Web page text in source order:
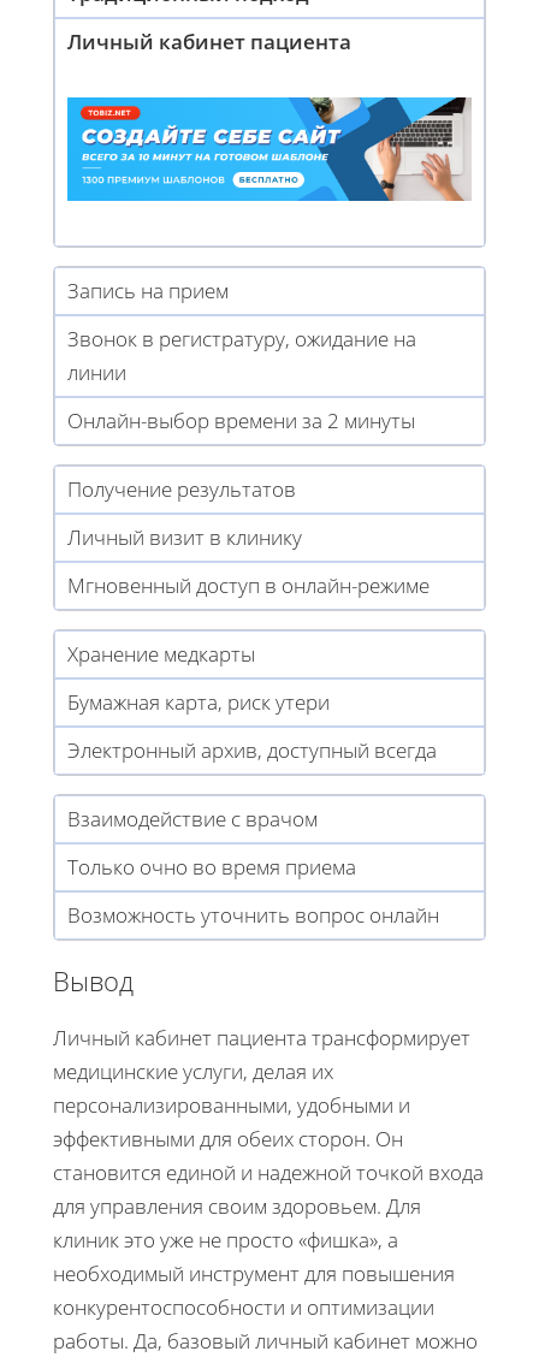
Личный кабинет пациента
Запись на прием
Звонок в регистратуру, ожидание на
линии
Онлайн-выбор времени за 2 минуты
Получение результатов
Личный визит в клинику
Мгновенный доступ в онлайн-режиме
Хранение медкарты
Бумажная карта, риск утери
Электронный архив, доступный всегда
Взаимодействие с врачом
Только очно во время приема
Возможность уточнить вопрос онлайн
Вывод
Личный кабинет пациента трансформирует
медицинские услуги, делая их
персонализированными, удобными и
эффективными для обеих сторон. Он
становится единой и надежной точкой входа
для управления своим здоровьем. Для
клиник это уже не просто «фишка», а
необходимый инструмент для повышения
конкурентоспособности и оптимизации
работы. Да, базовый личный кабинет можно